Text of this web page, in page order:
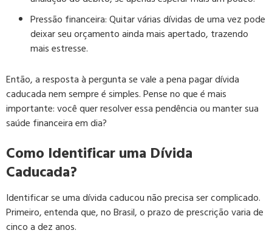
Pressão financeira: Quitar várias dívidas de uma vez pode
deixar seu orçamento ainda mais apertado, trazendo
mais estresse.
Então, a resposta à pergunta se vale a pena pagar dívida
caducada nem sempre é simples. Pense no que é mais
importante: você quer resolver essa pendência ou manter sua
saúde financeira em dia?
Como Identificar uma Dívida
Caducada?
Identificar se uma dívida caducou não precisa ser complicado.
Primeiro, entenda que, no Brasil, o prazo de prescrição varia de
cinco a dez anos.